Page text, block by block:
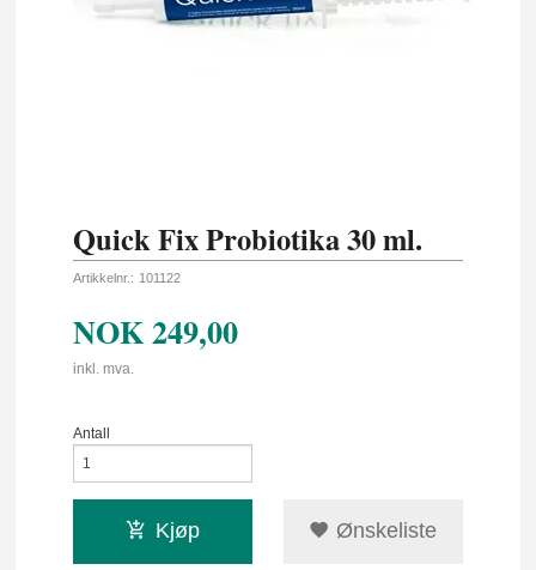
Quick Fix Probiotika 30 ml.
Artikkelnr.: 101122
NOK249,00
inkl. mva.
Antall
Kjøp Ønskeliste